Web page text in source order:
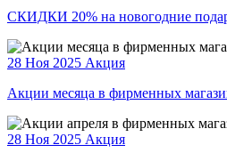
СКИДКИ 20% на новогодние
28 Ноя 2025 Акция
Акции месяца в фирменных
28 Ноя 2025 Акция